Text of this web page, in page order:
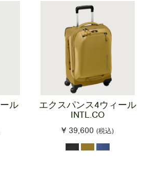
ル
エクスパンス4ウィール
INTL.CO
¥ 39,600 (税込)